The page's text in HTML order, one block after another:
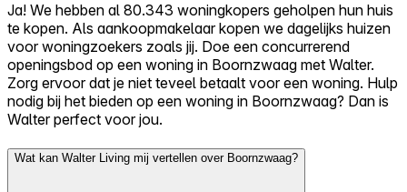
Ja! We hebben al 80.343 woningkopers geholpen hun huis
te kopen. Als aankoopmakelaar kopen we dagelijks huizen
voor woningzoekers zoals jij. Doe een concurrerend
openingsbod op een woning in Boornzwaag met Walter.
Zorg ervoor dat je niet teveel betaalt voor een woning. Hulp
nodig bij het bieden op een woning in Boornzwaag? Dan is
Walter perfect voor jou.
Wat kan Walter Living mij vertellen over Boornzwaag?